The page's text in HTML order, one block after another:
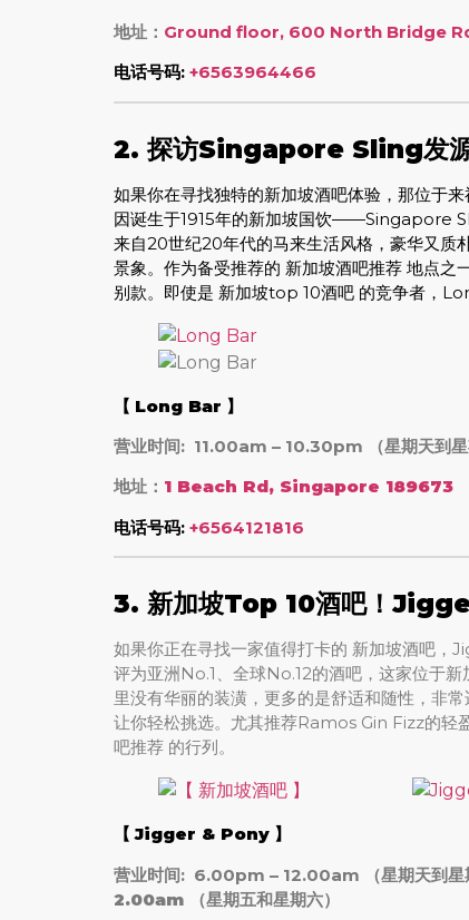
地址： Ground floor, 600 North Bridge
电话号码: +6563964466
2. 探访Singapore Sling发源
如果你在寻找独特的新加坡酒吧体验，那位于
因诞生于1915年的新加坡国饮——Singapore
来自20世纪20年代的马来生活风格，豪华又质
景象。作为备受推荐的 新加坡酒吧推荐 地点
别款。即使是 新加坡top 10酒吧 的竞争者，
【 Long Bar 】
营业时间: 11.00am – 10.30pm （星期天到星
地址： 1 Beach Rd, Singapore 189673
电话号码: +6564121816
3. 新加坡Top 10酒吧！
如果你正在寻找一家值得打卡的 新加坡酒吧
评为亚洲No.1、全球No.12的酒吧，这家位于
里没有华丽的装潢，更多的是舒适和随性，非
让你轻松挑选。尤其推荐Ramos Gin Fizz的
吧推荐 的行列。
【Jigger & Pony 】
营业时间: 6.00pm – 12.00am （星期天到星
2.00am （星期五和星期六）